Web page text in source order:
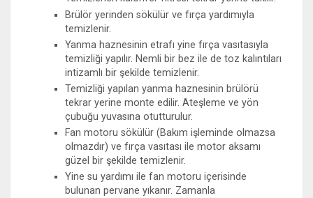
Brülör yerinden sökülür ve fırça yardımıyla
temizlenir.
Yanma haznesinin etrafı yine fırça vasıtasıyla
temizliği yapılır. Nemli bir bez ile de toz kalıntıları
intizamlı bir şekilde temizlenir.
Temizliği yapılan yanma haznesinin brülörü
tekrar yerine monte edilir. Ateşleme ve yön
çubuğu yuvasına otutturulur.
Fan motoru sökülür (Bakım işleminde olmazsa
olmazdır) ve fırça vasıtası ile motor aksamı
güzel bir şekilde temizlenir.
Yine su yardımı ile fan motoru içerisinde
bulunan pervane yıkanır. Zamanla